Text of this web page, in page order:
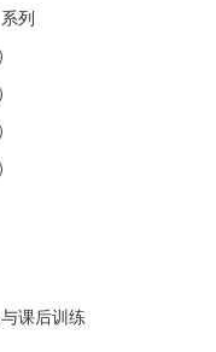
列
课后训练